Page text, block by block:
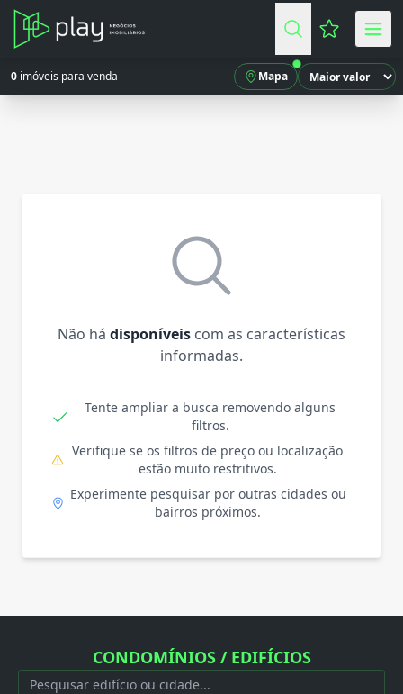
Favoritos
0 imóveis para venda Mapa
Não há disponíveis com as características
informadas.
Tente ampliar a busca removendo alguns
filtros.
Verifique se os filtros de preço ou localização
estão muito restritivos.
Experimente pesquisar por outras cidades ou
bairros próximos.
CONDOMÍNIOS / EDIFÍCIOS